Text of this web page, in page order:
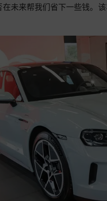
在未来帮我们省下一些钱。